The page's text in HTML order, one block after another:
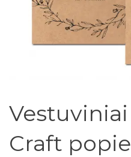
Craft